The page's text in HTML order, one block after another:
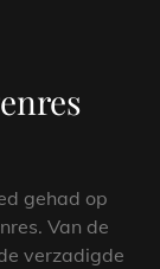
gehad op
Van de
verzadigde